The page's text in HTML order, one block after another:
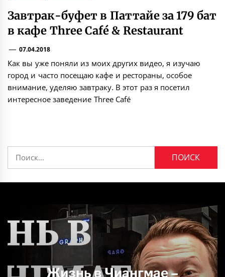
Завтрак-буфет в Паттайе за 179 бат
в кафе Three Café & Restaurant
07.04.2018
Как вы уже поняли из моих других видео, я изучаю
город и часто посещаю кафе и рестораны, особое
внимание, уделяю завтраку. В этот раз я посетил
интересное заведение Three Café
Найти:
Жизнь в Чиангмае –
Сукияки в Паттайе —
Ночная жизнь в
Хэллоуин 2017 в
Пляж напротив отеля
Бамбуковый пляж в